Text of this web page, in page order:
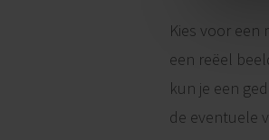
Kies voor een
een reëel
kun je een
de eventuele